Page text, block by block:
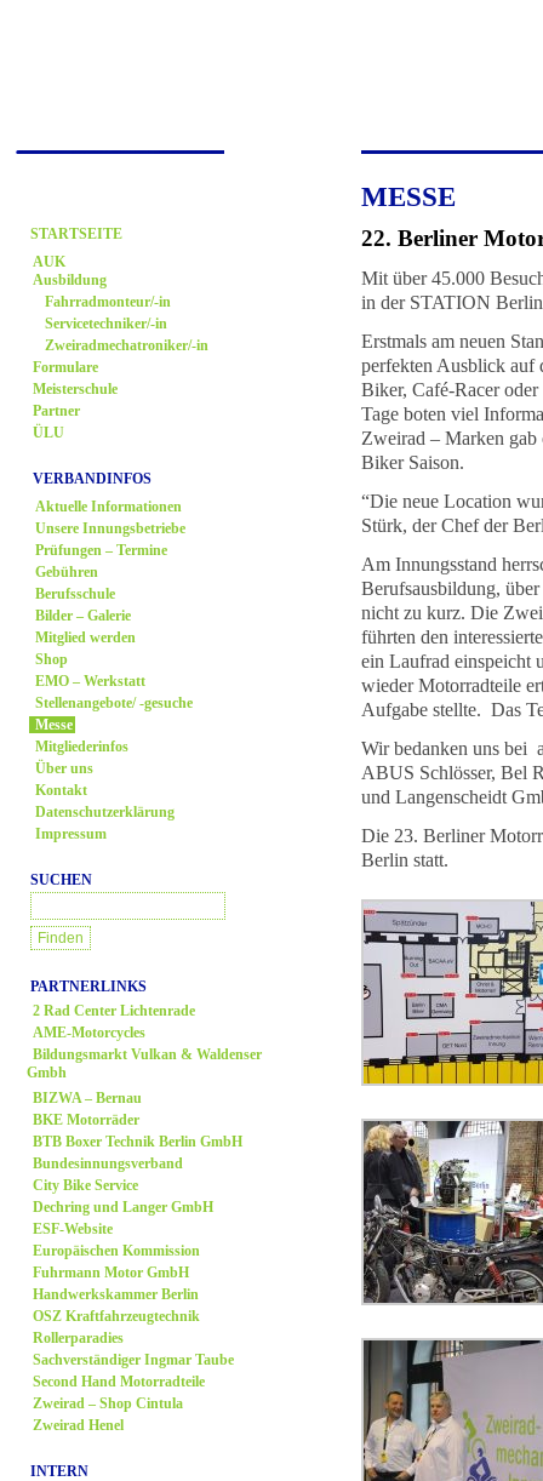
STARTSEITE
AUK
Ausbildung
Fahrradmonteur/-in
Servicetechniker/-in
Zweiradmechatroniker/-in
Formulare
Meisterschule
Partner
ÜLU
VERBANDINFOS
Aktuelle Informationen
Unsere Innungsbetriebe
Prüfungen – Termine
Gebühren
Berufsschule
Bilder – Galerie
Mitglied werden
Shop
EMO – Werkstatt
Stellenangebote/ -gesuche
Messe
Mitgliederinfos
Über uns
Kontakt
Datenschutzerklärung
Impressum
SUCHEN
PARTNERLINKS
2 Rad Center Lichtenrade
AME-Motorcycles
Bildungsmarkt Vulkan & Waldenser
Gmbh
BIZWA – Bernau
BKE Motorräder
BTB Boxer Technik Berlin GmbH
Bundesinnungsverband
City Bike Service
Dechring und Langer GmbH
ESF-Website
Europäischen Kommission
Fuhrmann Motor GmbH
Handwerkskammer Berlin
OSZ Kraftfahrzeugtechnik
Rollerparadies
Sachverständiger Ingmar Taube
Second Hand Motorradteile
Zweirad – Shop Cintula
Zweirad Henel
INTERN
MESSE
22. Berliner
Mit über 45.000
in der STATION
Erstmals am neuen
perfekten Ausblick auf
Biker, Café-Racer
Tage boten viel
Zweirad – Marken
Biker Saison.
“Die neue Location
Stürk, der Chef der
Am Innungsstand
Berufsausbildung,
nicht zu kurz. Die
führten den
ein Laufrad einspeicht
wieder Motorradteile
Aufgabe stellte. Das
Wir bedanken uns bei
ABUS Schlösser, Bel
und Langenscheidt
Die 23. Berliner
Berlin statt.